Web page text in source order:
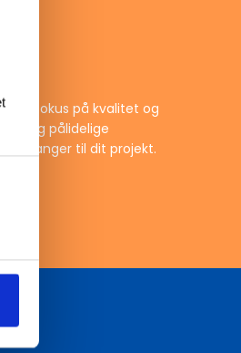
flanger til dit projekt.